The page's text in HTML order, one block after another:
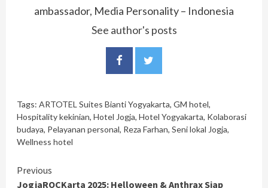
ambassador, Media Personality – Indonesia
See author's posts
Tags: ARTOTEL Suites Bianti Yogyakarta, GM hotel,
Hospitality kekinian, Hotel Jogja, Hotel Yogyakarta, Kolaborasi
budaya, Pelayanan personal, Reza Farhan, Seni lokal Jogja,
Wellness hotel
Continue
Previous
JogjaROCKarta 2025: Helloween & Anthrax Siap